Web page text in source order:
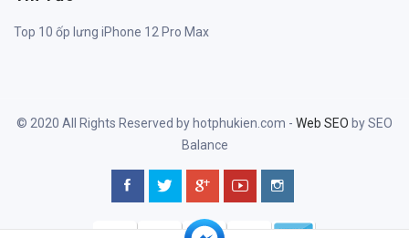
Top 10 ốp lưng iPhone 12 Pro Max
© 2020 All Rights Reserved by hotphukien.com - Web SEO by SEO
Balance